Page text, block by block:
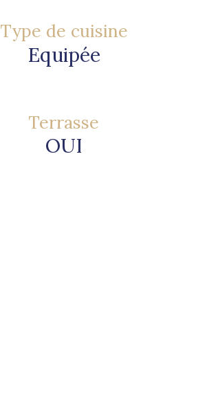
Type de cuisine
Equipée
Terrasse
OUI